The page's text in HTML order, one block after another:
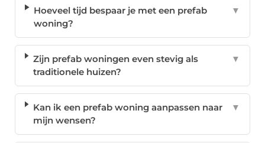
Hoeveel tijd bespaar je met een prefab
woning?
▼
Zijn prefab woningen even stevig als
traditionele huizen?
▼
Kan ik een prefab woning aanpassen naar
mijn wensen?
▼